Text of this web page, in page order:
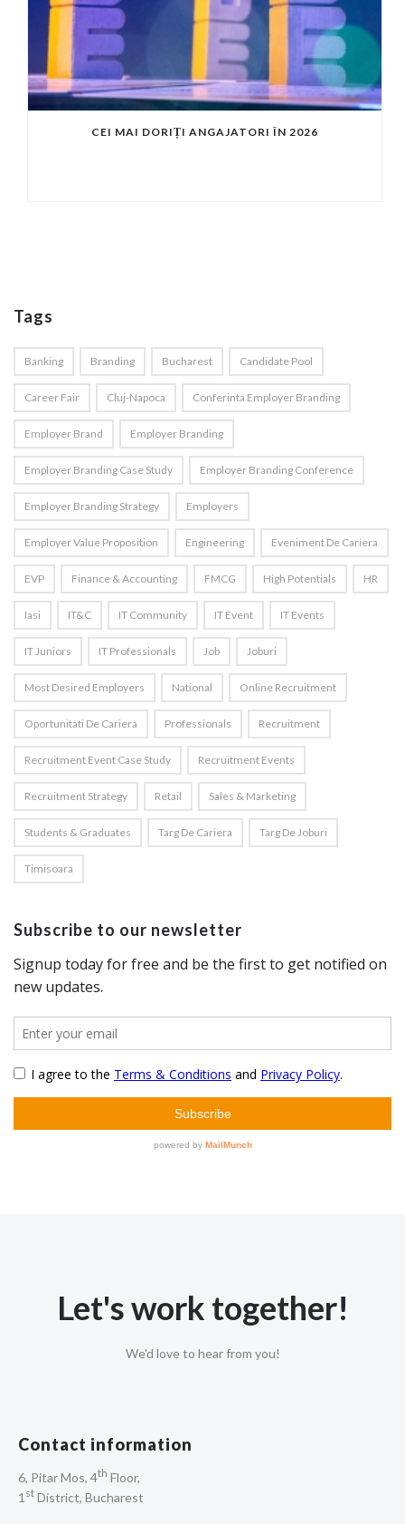
CEI MAI DORIȚI ANGAJATORI ÎN 2026
Tags
Banking Branding Bucharest Candidate Pool
Career Fair Cluj-Napoca Conferinta Employer Branding
Employer Brand Employer Branding
Employer Branding Case Study Employer Branding Conference
Employer Branding Strategy Employers
Employer Value Proposition Engineering Eveniment De Cariera
EVP Finance & Accounting FMCG High Potentials HR
Iasi IT&C IT Community IT Event IT Events
IT Juniors IT Professionals Job Joburi
Most Desired Employers National Online Recruitment
Oportunitati De Cariera Professionals Recruitment
Recruitment Event Case Study Recruitment Events
Recruitment Strategy Retail Sales & Marketing
Students & Graduates Targ De Cariera Targ De Joburi
Timisoara
Subscribe to our newsletter
Let's work together!
We'd love to hear from you!
Contact information
6, Pitar Mos, 4th Floor,
1 st District, Bucharest